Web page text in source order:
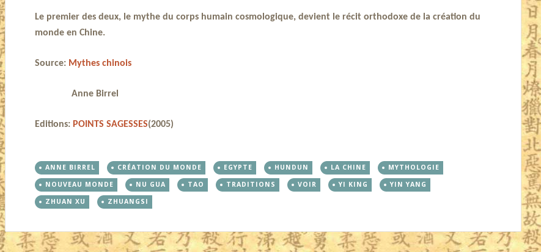
Le premier des deux, le mythe du corps humain cosmologique, devient le récit orthodoxe de la création du
monde en Chine.
Source: Mythes chinois
Anne Birrel
Editions: POINTS SAGESSES(2005)
ANNE BIRREL CRÉATION DU MONDE EGYPTE HUNDUN LA CHINE
MYTHOLOGIE
NOUVEAU MONDE
NU GUA TAO TRADITIONS VOIR YI KING
YIN YANG
ZHUAN XU
ZHUANGSI